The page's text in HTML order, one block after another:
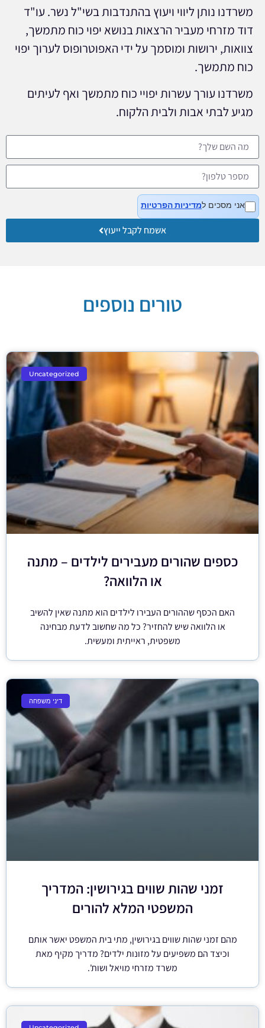
משרדנו נותן ליווי ויעוץ בהתנדבות בשי"ל נשר. עו"ד
דוד מזרחי מעביר הרצאות בנושא יפוי כוח מתמשך,
צוואות, ירושות ומוסמך על ידי האפוטרופוס לערוך יפוי
כוח מתמשך.
משרדנו עורך עשרות יפויי כוח מתמשך ואף לעיתים
מגיע לבתי אבות ולבית הלקוח.
אני מסכים למדיניות הפרטיות
אשמח לקבל ייעוץ
טורים נוספים
Uncategorized
כספים שהורים מעבירים לילדים – מתנה
או הלוואה?
האם הכסף שההורים העבירו לילדים הוא מתנה שאין להשיב
או הלוואה שיש להחזיר? כל מה שחשוב לדעת מבחינה
משפטית, ראייתית ומעשית.
דיני משפחה
זמני שהות שווים בגירושין: המדריך
המשפטי המלא להורים
מהם זמני שהות שווים בגירושין, מתי בית המשפט יאשר אותם
וכיצד הם משפיעים על מזונות ילדים? מדריך מקיף מאת
משרד מזרחי מויאל ושות'.